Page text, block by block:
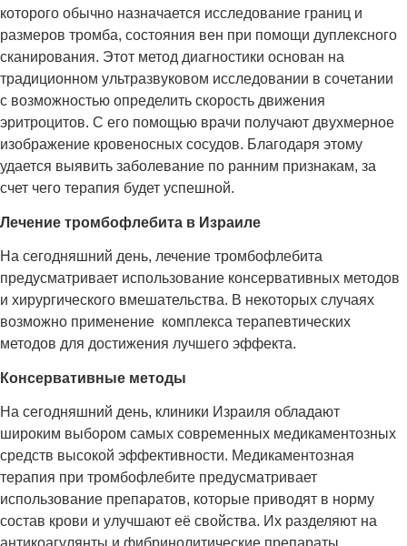
которого обычно назначается исследование границ и
размеров тромба, состояния вен при помощи дуплексного
сканирования. Этот метод диагностики основан на
традиционном ультразвуковом исследовании в сочетании
с возможностью определить скорость движения
эритроцитов. С его помощью врачи получают двухмерное
изображение кровеносных сосудов. Благодаря этому
удается выявить заболевание по ранним признакам, за
счет чего терапия будет успешной.
Лечение тромбофлебита в Израиле
На сегодняшний день, лечение тромбофлебита
предусматривает использование консервативных методов
и хирургического вмешательства. В некоторых случаях
возможно применение комплекса терапевтических
методов для достижения лучшего эффекта.
Консервативные методы
На сегодняшний день, клиники Израиля обладают
широким выбором самых современных медикаментозных
средств высокой эффективности. Медикаментозная
терапия при тромбофлебите предусматривает
использование препаратов, которые приводят в норму
состав крови и улучшают её свойства. Их разделяют на
антикоагулянты и фибринолитические препараты.